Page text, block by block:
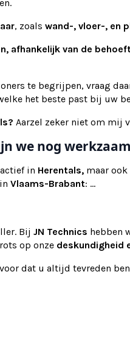
, zoals wand-, vloer-, en
afhankelijk van de
te begrijpen, vraag
het beste past bij uw
Aarzel zeker niet om mij
we nog
in Herentals, maar
Vlaams-Brabant: ...
Bij JN Technics hebben
op onze deskundigheid
dat u altijd tevreden